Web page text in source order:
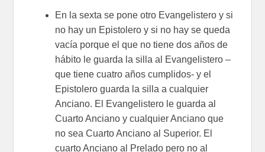
En la sexta se pone otro Evangelistero y si
no hay un Epistolero y si no hay se queda
vacía porque el que no tiene dos años de
hábito le guarda la silla al Evangelistero –
que tiene cuatro años cumplidos- y el
Epistolero guarda la silla a cualquier
Anciano. El Evangelistero le guarda al
Cuarto Anciano y cualquier Anciano que
no sea Cuarto Anciano al Superior. El
cuarto Anciano al Prelado pero no al